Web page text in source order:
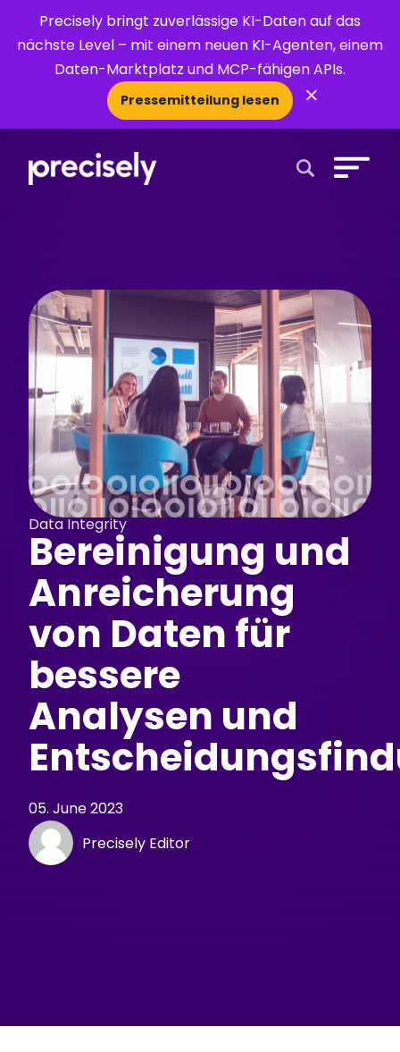
Precisely bringt zuverlässige KI-Daten auf das
nächste Level – mit einem neuen KI-Agenten, einem
Daten-Marktplatz und MCP-fähigen APIs.
Pressemitteilung lesen ×
Data Integrity
Bereinigung und
Anreicherung
von Daten für
bessere
Analysen und
05. June 2023
Precisely Editor